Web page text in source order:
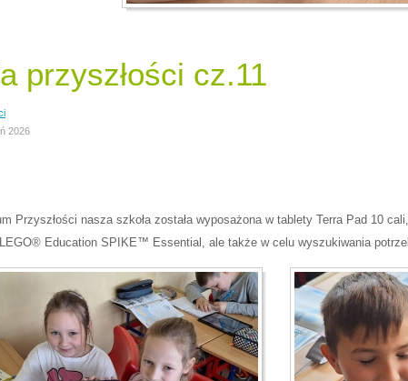
przyszłości cz.11
2026
Przyszłości nasza szkoła została wyposażona w tablety Terra Pad 10
Education SPIKE™ Essential, ale także w celu wyszukiwania